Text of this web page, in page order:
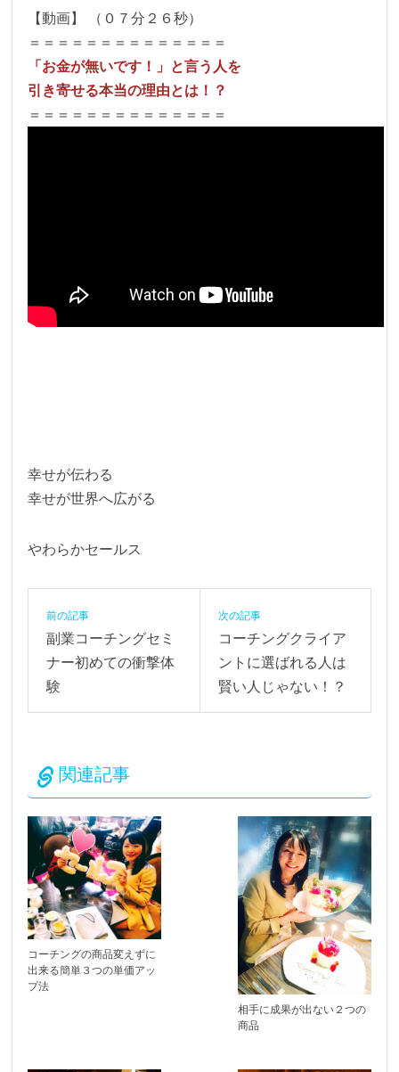
【動画】 （０７分２６秒）
＝＝＝＝＝＝＝＝＝＝＝＝＝＝
「お金が無いです！」と言う人を
引き寄せる本当の理由とは！？
＝＝＝＝＝＝＝＝＝＝＝＝＝＝
幸せが伝わる
幸せが世界へ広がる
やわらかセールス
前の記事
副業コーチングセミ
ナー初めての衝撃体
験
次の記事
コーチングクライア
ントに選ばれる人は
賢い人じゃない！？
関連記事
コーチングの商品変えずに
出来る簡単３つの単価アッ
プ法
相手に成果が出ない２つの
商品